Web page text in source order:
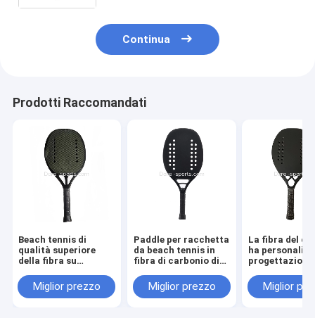
Continua
Prodotti Raccomandati
Beach tennis di
qualità superiore
della fibra su
Kevlar Per la
racchetta di beach
Miglior prezzo
Paddle per racchetta
da beach tennis in
fibra di carbonio di
Racchette Logo su
ordinazione
Miglior prezzo
La fibra del
ha
progettazione
durevole di
tennis della
Miglior